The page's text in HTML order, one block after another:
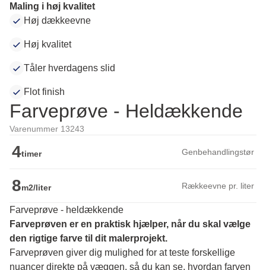
Maling i høj kvalitet
Høj dækkeevne
Høj kvalitet
Tåler hverdagens slid
Flot finish
Farveprøve - Heldækkende
Varenummer 13243
4timer Genbehandlingstør
8m2/liter Rækkeevne pr. liter
Farveprøve - heldækkende
Farveprøven er en praktisk hjælper, når du skal vælge
den rigtige farve til dit malerprojekt.
Farveprøven giver dig mulighed for at teste forskellige
nuancer direkte på væggen, så du kan se, hvordan farven